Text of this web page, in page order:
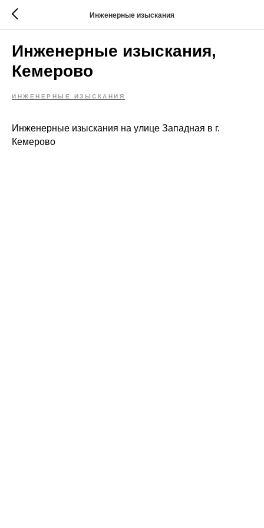
Инженерные изыскания
Инженерные изыскания,
Кемерово
ИНЖЕНЕРНЫЕ ИЗЫСКАНИЯ
Инженерные изыскания на улице Западная в г.
Кемерово